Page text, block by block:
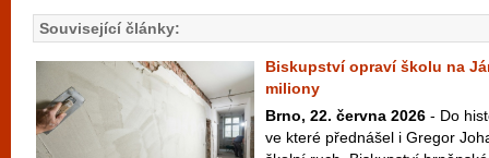
Související články:
Biskupství opraví školu na
miliony
Brno, 22. června 2026 - Do
ve které přednášel i Gregor